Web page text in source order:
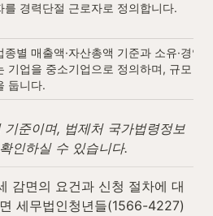
를 경력단절 근로자로 정의합니다.
종별 매출액·자산총액 기준과 소유·경영
기업을 중소기업으로 정의하며, 규모 확
둡니다.
준이며, 법제처 국가법령정보
인하실 수 있습니다.
감면의 요건과 신청 절차에 대
세무법인청년들(1566-4227)